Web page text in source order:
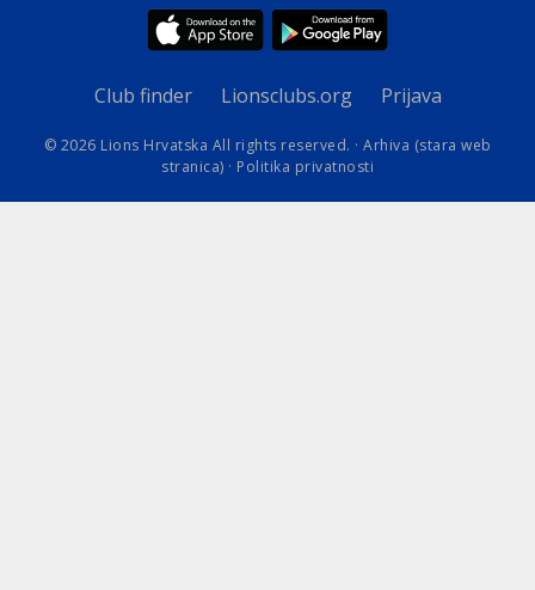
Club finder Lionsclubs.org Prijava
© 2026 Lions Hrvatska All rights reserved. · Arhiva (stara web
stranica) · Politika privatnosti